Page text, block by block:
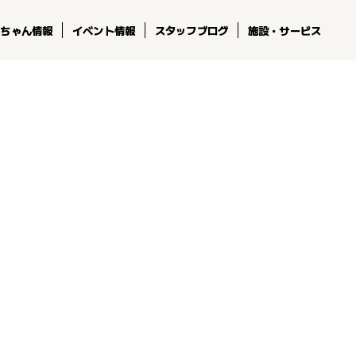
ゃん情報 イベント情報 スタッフブログ 施設・サービス